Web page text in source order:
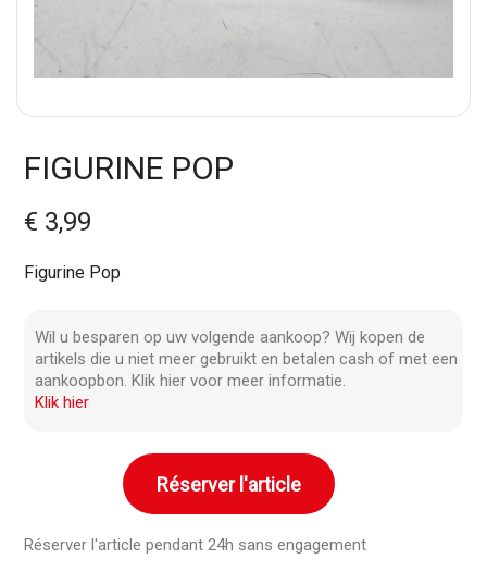
FIGURINE POP
€ 3,99
Figurine Pop
Wil u besparen op uw volgende aankoop? Wij kopen de
artikels die u niet meer gebruikt en betalen cash of met een
aankoopbon. Klik hier voor meer informatie.
Klik hier
Réserver l'article
Réserver l'article pendant 24h sans engagement